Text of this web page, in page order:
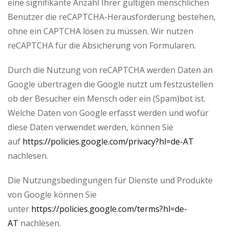
eine signifikante Anzahl Ihrer gültigen menschlichen
Benutzer die reCAPTCHA-Herausforderung bestehen,
ohne ein CAPTCHA lösen zu müssen. Wir nutzen
reCAPTCHA für die Absicherung von Formularen.
Durch die Nutzung von reCAPTCHA werden Daten an
Google übertragen die Google nutzt um festzustellen
ob der Besucher ein Mensch oder ein (Spam)bot ist.
Welche Daten von Google erfasst werden und wofür
diese Daten verwendet werden, können Sie
auf https://policies.google.com/privacy?hl=de-AT
nachlesen.
Die Nutzungsbedingungen für Dienste und Produkte
von Google können Sie
unter https://policies.google.com/terms?hl=de-
AT nachlesen.